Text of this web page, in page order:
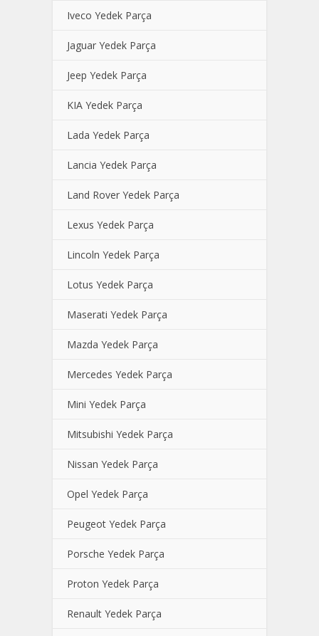
Iveco Yedek Parça
Jaguar Yedek Parça
Jeep Yedek Parça
KIA Yedek Parça
Lada Yedek Parça
Lancia Yedek Parça
Land Rover Yedek Parça
Lexus Yedek Parça
Lincoln Yedek Parça
Lotus Yedek Parça
Maserati Yedek Parça
Mazda Yedek Parça
Mercedes Yedek Parça
Mini Yedek Parça
Mitsubishi Yedek Parça
Nissan Yedek Parça
Opel Yedek Parça
Peugeot Yedek Parça
Porsche Yedek Parça
Proton Yedek Parça
Renault Yedek Parça